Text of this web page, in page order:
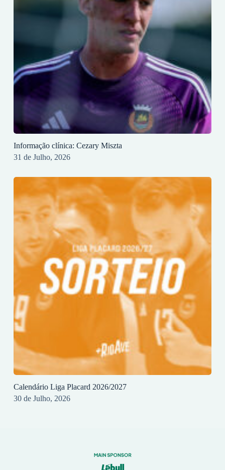
Informação clínica: Cezary Miszta
31 de Julho, 2026
Calendário Liga Placard 2026/2027
30 de Julho, 2026